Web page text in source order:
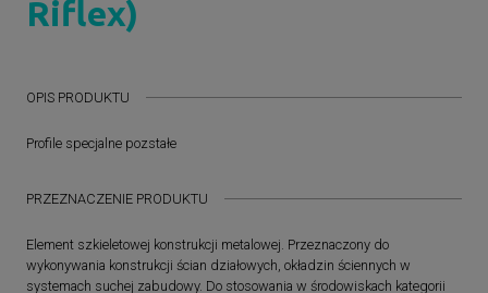
Riflex)
OPIS PRODUKTU
Profile specjalne pozstałe
PRZEZNACZENIE PRODUKTU
Element szkieletowej konstrukcji metalowej. Przeznaczony do
wykonywania konstrukcji ścian działowych, okładzin ściennych w
systemach suchej zabudowy. Do stosowania w środowiskach kategorii